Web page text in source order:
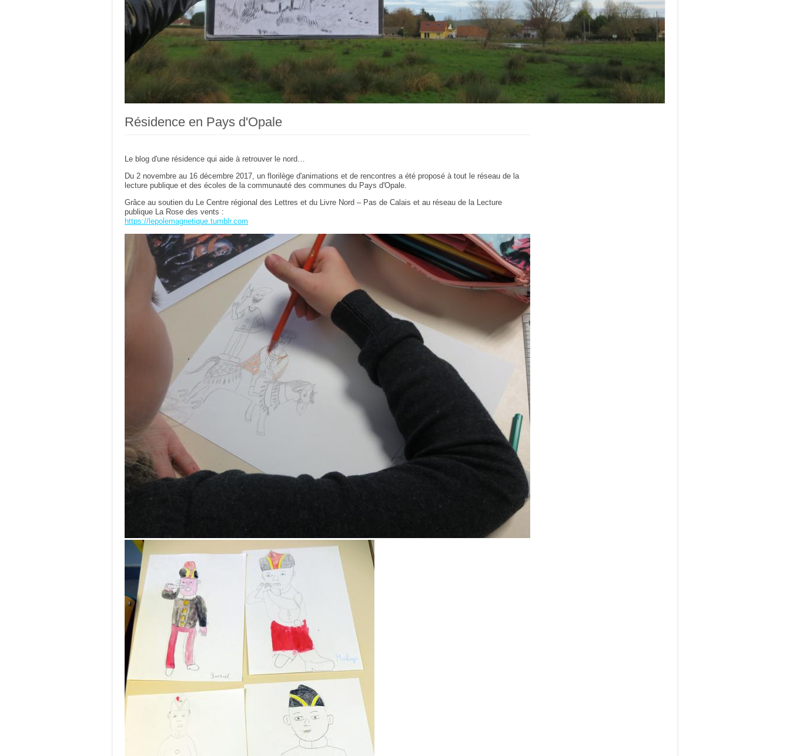
Résidence en Pays d'Opale
Le blog d'une résidence qui aide à retrouver le nord…
Du 2 novembre au 16 décembre 2017, un florilège d'animations et de rencontres a été proposé à tout le réseau de la
lecture publique et des écoles de la communauté des communes du Pays d'Opale.
Grâce au soutien du Le Centre régional des Lettres et du Livre Nord – Pas de Calais et au réseau de la Lecture
publique La Rose des vents :
https://lepolemagnetique.tumblr.com